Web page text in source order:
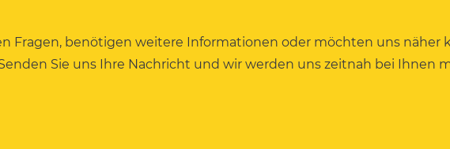
Fragen, benötigen weitere Informationen oder möchten uns näher
Sie uns Ihre Nachricht und wir werden uns zeitnah bei Ihnen